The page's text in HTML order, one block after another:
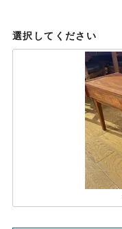
選択してください